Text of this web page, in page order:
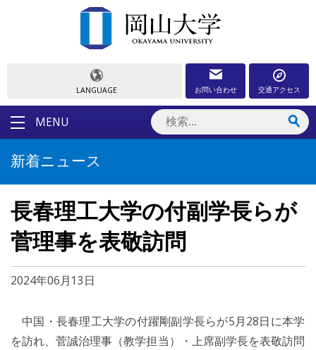
LANGUAGE お問い合わせ 交通アクセス
MENU
新着ニュース
長春理工大学の付副学長らが
菅理事を表敬訪問
2024年06月13日
中国・長春理工大学の付躍剛副学長らが5月28日に本学
を訪れ、菅誠治理事（教学担当）・上席副学長を表敬訪問